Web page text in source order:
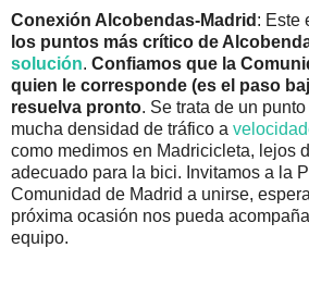
Conexión Alcobendas-Madrid : Este
los puntos más crítico de
solución. Confiamos que la
quien le corresponde (es el paso
resuelva pronto. Se trata de un
mucha densidad de tráfico a
como medimos en Madricicleta, lejos
adecuado para la bici. Invitamos a la
Comunidad de Madrid a unirse,
próxima ocasión nos pueda
equipo.